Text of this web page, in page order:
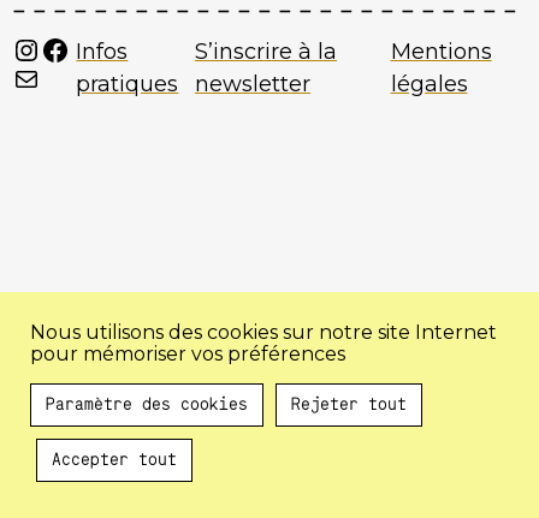
Instagram
Facebook
Mail
Infos
pratiques
S’inscrire à la
newsletter
Mentions
légales
Au programme !
Nous utilisons des cookies sur notre site Internet
pour mémoriser vos préférences
Paramètre des cookies Rejeter tout
Accepter tout